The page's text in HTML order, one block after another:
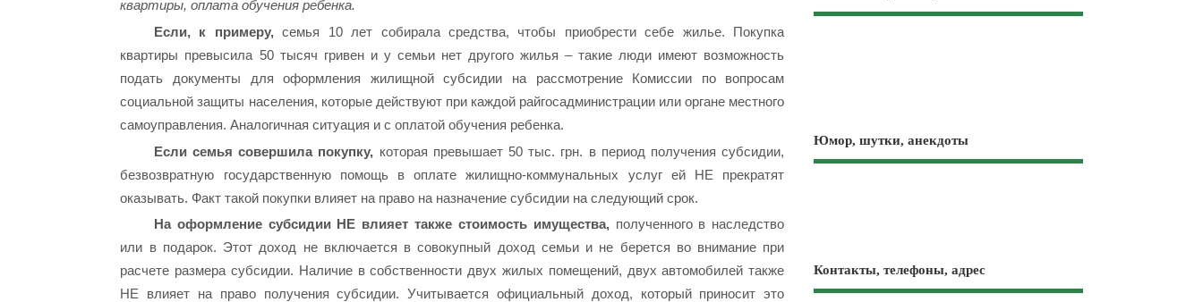
квартиры, оплата обучения ребенка.
Если, к примеру,семья 10 лет собирала средства, чтобы приобрести себе жилье. Покупка
квартиры превысила 50 тысяч гривен и у семьи нет другого жилья – такие люди имеют возможность
подать документы для оформления жилищной субсидии на рассмотрение Комиссии по вопросам
социальной защиты населения, которые действуют при каждой райгосадминистрации или органе местного
самоуправления. Аналогичная ситуация и с оплатой обучения ребенка.
Если семья совершила покупку, которая превышает 50 тыс. грн. в период получения субсидии,
безвозвратную государственную помощь в оплате жилищно-коммунальных услуг ей НЕ прекратят
оказывать. Факт такой покупки влияет на право на назначение субсидии на следующий срок.
На оформление субсидии НЕ влияет также стоимость имущества,полученного в наследство
или в подарок. Этот доход не включается в совокупный доход семьи и не берется во внимание при
расчете размера субсидии. Наличие в собственности двух жилых помещений, двух автомобилей также
НЕ влияет на право получения субсидии. Учитывается официальный доход, который приносит это
Юмор, шутки, анекдоты
Контакты, телефоны, адрес